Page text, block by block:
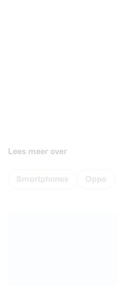
Lees meer over
Smartphones Oppo